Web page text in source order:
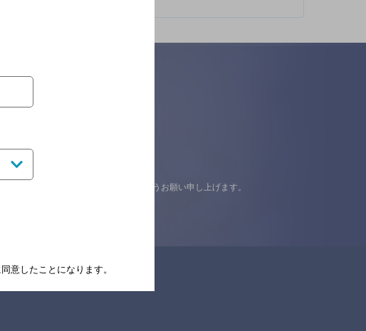
お店にご確認の上ご来店くださいますようお願い申し上げます。
意したことになります。